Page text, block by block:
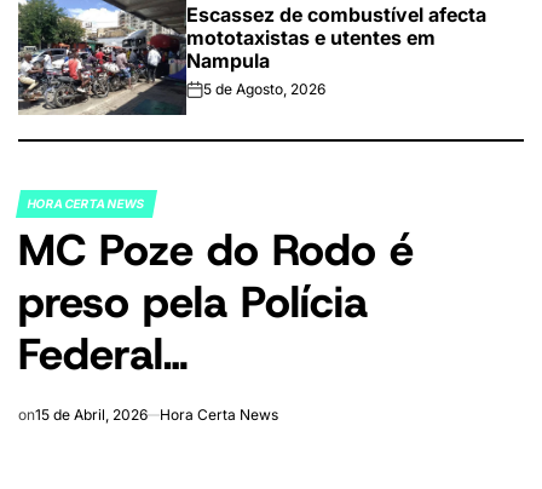
Escassez de combustível afecta
mototaxistas e utentes em
Nampula
on5 de Agosto, 2026
POSTED
IN
HORA CERTA NEWS
MC Poze do Rodo é
preso pela Polícia
Federal…
on15 de Abril, 2026 Hora Certa News